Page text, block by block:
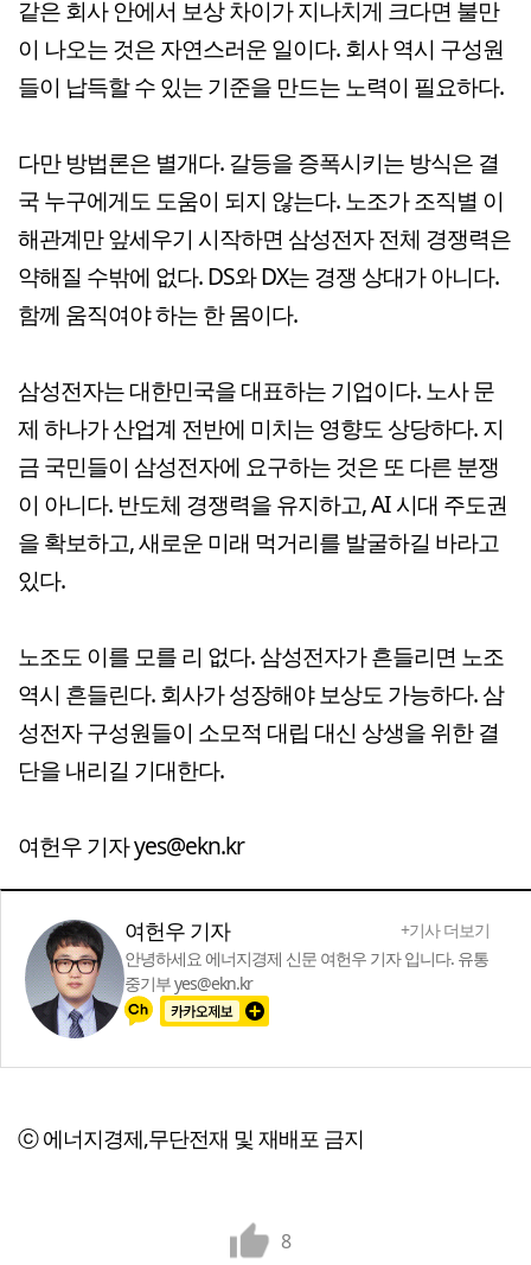
같은 회사 안에서 보상 차이가 지나치게 크다면 불만
이 나오는 것은 자연스러운 일이다. 회사 역시 구성원
들이 납득할 수 있는 기준을 만드는 노력이 필요하다.
다만 방법론은 별개다. 갈등을 증폭시키는 방식은 결
국 누구에게도 도움이 되지 않는다. 노조가 조직별 이
해관계만 앞세우기 시작하면 삼성전자 전체 경쟁력은
약해질 수밖에 없다. DS와 DX는 경쟁 상대가 아니다.
함께 움직여야 하는 한 몸이다.
삼성전자는 대한민국을 대표하는 기업이다. 노사 문
제 하나가 산업계 전반에 미치는 영향도 상당하다. 지
금 국민들이 삼성전자에 요구하는 것은 또 다른 분쟁
이 아니다. 반도체 경쟁력을 유지하고, AI 시대 주도권
을 확보하고, 새로운 미래 먹거리를 발굴하길 바라고
있다.
노조도 이를 모를 리 없다. 삼성전자가 흔들리면 노조
역시 흔들린다. 회사가 성장해야 보상도 가능하다. 삼
성전자 구성원들이 소모적 대립 대신 상생을 위한 결
단을 내리길 기대한다.
여헌우 기자 yes@ekn.kr
여헌우 기자
+기사 더보기
안녕하세요 에너지경제 신문 여헌우 기자 입니다. 유통
중기부 yes@ekn.kr
ⓒ 에너지경제,무단전재 및 재배포 금지
8